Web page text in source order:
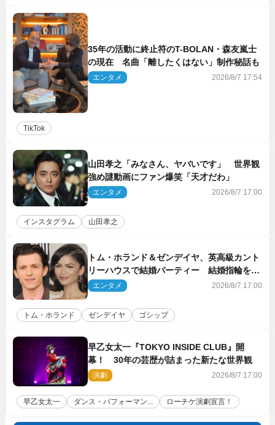
35年の活動に終止符のT-BOLAN・森友嵐士
の現在 名曲「離したくはない」制作秘話も
エンタメ 2026/8/7 17:54
TikTok
山田孝之「みなさん、ヤバいです」 世界観
強め謎動画にファン爆笑「天才だわ」
エンタメ 2026/8/7 17:00
インスタグラム 山田孝之
トム・ホランド＆ゼンデイヤ、英高級カント
リーハウスで結婚パーティー 結婚指輪を身
に着けたトムも初キャッチ
エンタメ 2026/8/7 17:00
トム・ホランド ゼンデイヤ ゴシップ
早乙女太一『TOKYO INSIDE CLUB』開
幕！ 30年の芸歴が詰まった新たな世界観
演劇 2026/8/7 17:00
早乙女太一 ダンス・パフォーマン... ローチケ演劇宣言！